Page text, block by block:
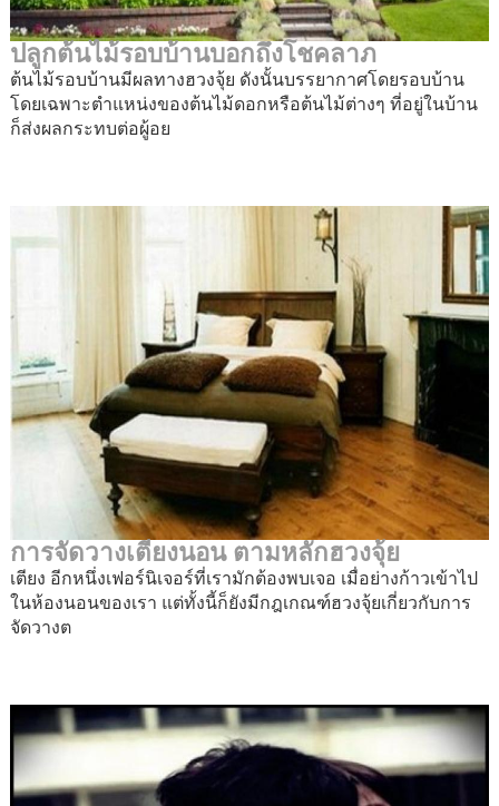
ปลูกต้นไม้รอบบ้านบอกถึงโชคลาภ
ต้นไม้รอบบ้านมีผลทางฮวงจุ้ย ดังนั้นบรรยากาศโดยรอบบ้าน
โดยเฉพาะตำแหน่งของต้นไม้ดอกหรือต้นไม้ต่างๆ ที่อยู่ในบ้าน
ก็ส่งผลกระทบต่อผู้อย
การจัดวางเตียงนอน ตามหลักฮวงจุ้ย
เตียง อีกหนึ่งเฟอร์นิเจอร์ที่เรามักต้องพบเจอ เมื่อย่างก้าวเข้าไป
ในห้องนอนของเรา แต่ทั้งนี้ก็ยังมีกฎเกณฑ์ฮวงจุ้ยเกี่ยวกับการ
จัดวางต